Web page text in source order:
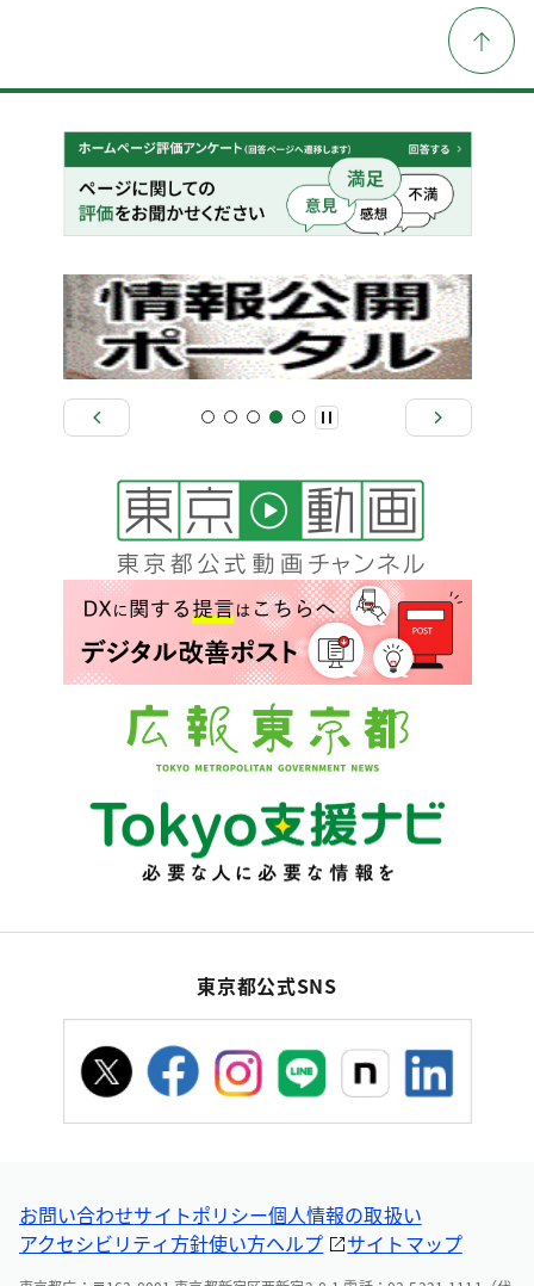
東京都公式SNS
お問い合わせサイトポリシー個人情報の取扱い
アクセシビリティ方針使い方ヘルプ サイトマップ